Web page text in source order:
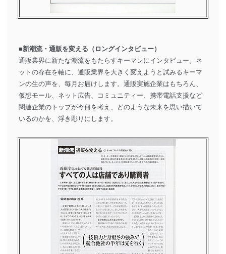
■新潮流・通販を変える（ロングインタビュー）
通販業界に新たな潮流をもたらすキーマンにインタビュー。ネ
ットの存在を軸に、通販業界を大きく変えようと試みるキーマ
ンの生の声を、毎月お届けします。通販実施企業はもちろん、
仮想モール、ネット広告、コミュニティー、携帯電話支援など
関連企業のトップが今何を考え、どのような未来を思い描いて
いるのかを、浮き彫りにします。